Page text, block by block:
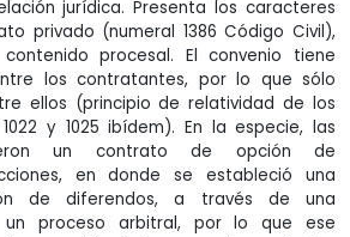
jurídica. Presenta los caracteres
privado (numeral 1386 Código Civil),
procesal. El convenio tiene
los contratantes, por lo que sólo
ellos (principio de relatividad de los
y 1025 ibídem). En la especie, las
un contrato de opción de
en donde se estableció una
de diferendos, a través de una
proceso arbitral, por lo que ese